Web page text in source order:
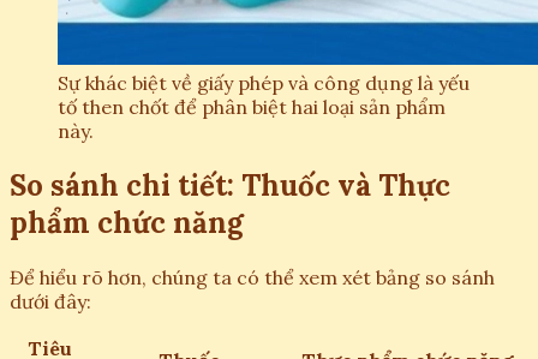
Sự khác biệt về giấy phép và công dụng là yếu
tố then chốt để phân biệt hai loại sản phẩm
này.
So sánh chi tiết: Thuốc và Thực
phẩm chức năng
Để hiểu rõ hơn, chúng ta có thể xem xét bảng so sánh
dưới đây:
Tiêu